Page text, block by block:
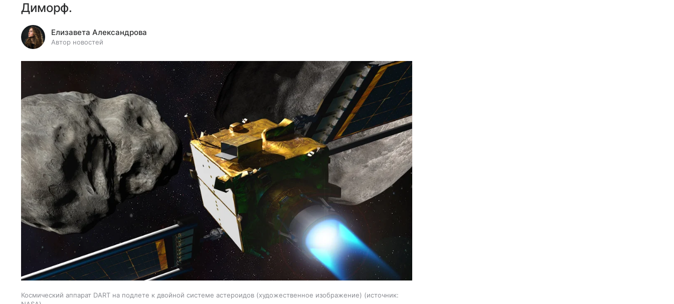
Диморф.
Елизавета Александрова
Автор новостей
Космический аппарат DART на подлете к двойной системе астероидов (художественное изображение)
источник: